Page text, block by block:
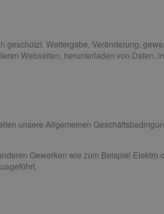
geschützt. Weitergabe, Veränderung,
Webseiten, herunterladen von Daten,
unsere Allgemeinen
Gewerken wie zum Beispiel Elektro